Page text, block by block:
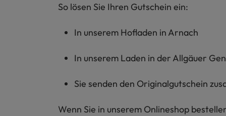
So lösen Sie Ihren Gutschein ein:
In unserem Hofladen in Arnach
In unserem Laden in der Allgäuer
Sie senden den Originalgutschein
Wenn Sie in unserem Onlineshop